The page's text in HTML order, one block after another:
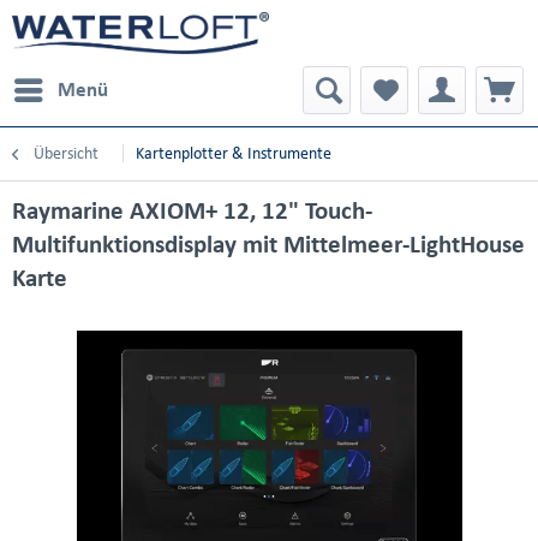
Menü
Übersicht Kartenplotter & Instrumente
Raymarine AXIOM+ 12, 12" Touch-
Multifunktionsdisplay mit Mittelmeer-LightHouse
Karte